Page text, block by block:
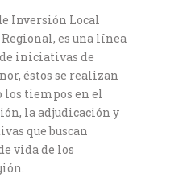
Inversión Local
es una línea
iniciativas de
éstos se realizan
los tiempos en el
la adjudicación y
que buscan
vida de los